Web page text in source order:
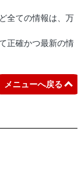
全ての情報は、万
正確かつ最新の情
メニューへ戻る